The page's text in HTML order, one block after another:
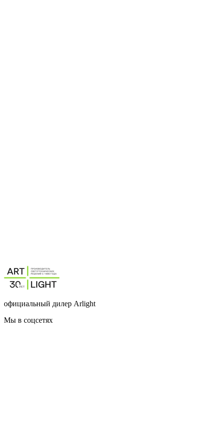
официальный дилер Arlight
Мы в соцсетях